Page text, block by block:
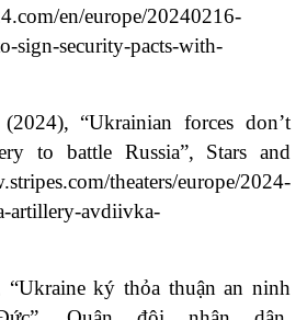
en/europe/20240216-
sign-security-pacts-with-
“Ukrainian forces don’t
to battle Russia”, Stars and
theaters/europe/2024-
artillery-avdiivka-
ký thỏa thuận an ninh